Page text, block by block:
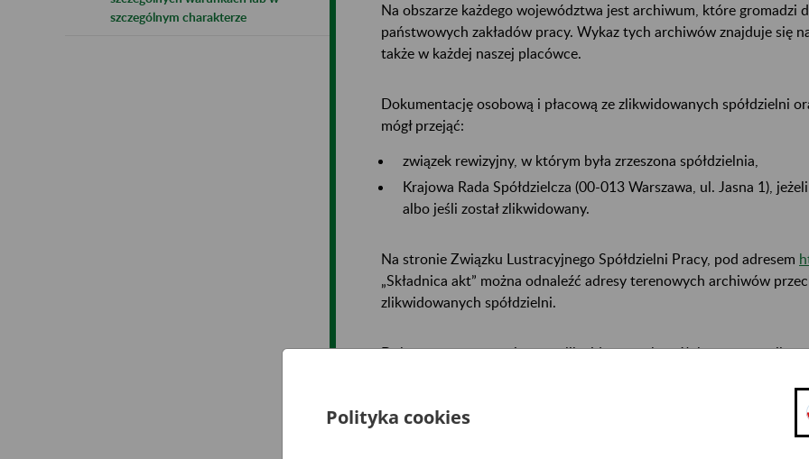
szczególnym charakterze
Na obszarze każdego województwa jest archiwum, które gromadzi
państwowych zakładów pracy. Wykaz tych archiwów znajduje się
także w każdej naszej placówce.
Dokumentację osobową i płacową ze zlikwidowanych spółdzielni
mógł przejąć:
związek rewizyjny, w którym była zrzeszona spółdzielnia,
Krajowa Rada Spółdzielcza (00-013 Warszawa, ul. Jasna 1),
albo jeśli został zlikwidowany.
Na stronie Związku Lustracyjnego Spółdzielni Pracy, pod adresem
„Składnica akt” można odnaleźć adresy terenowych archiwów
zlikwidowanych spółdzielni.
Dokumenty pracownicze ze zlikwidowanych spółek prawa
Informacje o miejscu przechowywania dokumentów można uzyskać:
Polityka cookies